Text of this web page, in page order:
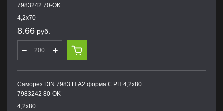
7983242 70-OK
4,2х70
8.66 руб.
Саморез DIN 7983 H А2 форма С PH 4,2х80
7983242 80-OK
4,2х80